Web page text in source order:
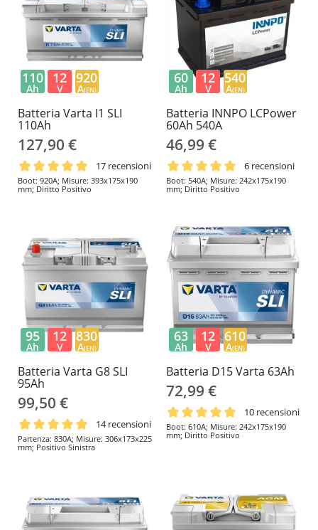
Batteria Varta I1 SLI
110Ah
127,90 €
17 recensioni
Boot: 920A; Misure: 393x175x190
mm; Diritto Positivo
110
Ah
12
V
920
A(EN)
Batteria INNPO LCPower
60Ah 540A
46,99 €
6 recensioni
Boot: 540A; Misure: 242x175x190
mm; Diritto Positivo
60
Ah
12
V
540
A(EN)
Batteria Varta G8 SLI
95Ah
99,50 €
14 recensioni
Partenza: 830A; Misure: 306x173x225
mm; Positivo Sinistra
95
Ah
12
V
830
A(EN)
Batteria D15 Varta 63Ah
72,99 €
10 recensioni
Boot: 610A; Misure: 242x175x190
mm; Diritto Positivo
63
Ah
12
V
610
A(EN)